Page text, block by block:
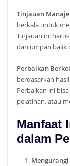
Tinjauan
berkala untuk
Tinjauan ini
dan umpan balik
Perbaikan
berdasarkan
Perbaikan ini
pelatihan, atau
Manfaat
dalam
Mengurangi